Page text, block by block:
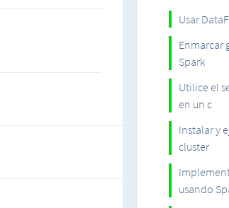
Que
- Aprenda
Spark
- Desarrolle
- Traducir
varias etapas.
- Amplíe a
MapReduce de
Usar
Enmarcar
Spark
Utilice el
en un c
Instalar y
cluster
usando